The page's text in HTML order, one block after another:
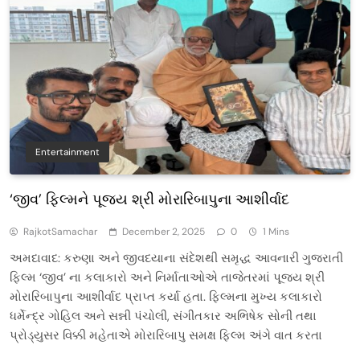
Entertainment
‘જીવ’ ફિલ્મને પૂજ્ય શ્રી મોરારિબાપુના આશીર્વાદ
RajkotSamachar December 2, 2025 0 1 Mins
અમદાવાદ: કરુણા અને જીવદયાના સંદેશથી સમૃદ્ધ આવનારી ગુજરાતી
ફિલ્મ ‘જીવ’ ના કલાકારો અને નિર્માતાઓએ તાજેતરમાં પૂજ્ય શ્રી
મોરારિબાપુના આશીર્વાદ પ્રાપ્ત કર્યા હતા. ફિલ્મના મુખ્ય કલાકારો
ધર્મેન્દ્ર ગોહિલ અને સન્ની પંચોલી, સંગીતકાર અભિષેક સોની તથા
પ્રોડ્યુસર વિક્કી મહેતાએ મોરારિબાપુ સમક્ષ ફિલ્મ અંગે વાત કરતા